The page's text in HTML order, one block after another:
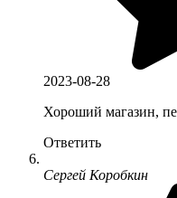
2023-08-28
Хороший магазин,
Ответить
Сергей Коробкин